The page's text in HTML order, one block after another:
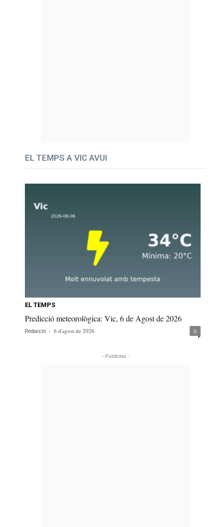
EL TEMPS A VIC AVUI
EL TEMPS
Predicció meteorològica: Vic, 6 de Agost de 2026
Redacció - 6 d'agost de 2026 0
- Publicitat -